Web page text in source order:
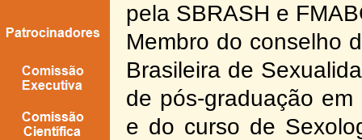
pela SBRASH e
Membro do conselho
Brasileira de
de pós-graduação
e do curso de